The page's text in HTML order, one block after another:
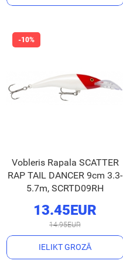
Vobleris Rapala SCATTER
RAP TAIL DANCER 9cm 3.3-
5.7m, SCRTD09RH
13.45EUR
14.95EUR
IELIKT GROZĀ